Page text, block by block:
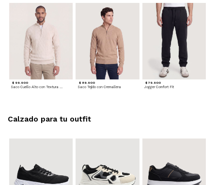
$ 99.900
Saco Cuello Alto con Textura Trenzada
$ 89.900
Saco Tejido con Cremallera
$ 79.900
Jogger Comfort Fit
Calzado para tu outfit